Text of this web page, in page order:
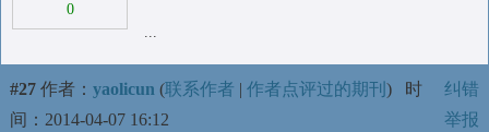
0
...
#27 作者： yaolicun (联系作者 | 作者点评过的期刊 ) 时
间：2014-04-07 16:12
纠错
举报